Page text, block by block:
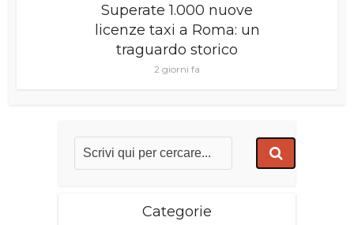
Superate 1.000 nuove
licenze taxi a Roma: un
traguardo storico
2 giorni fa
Categorie